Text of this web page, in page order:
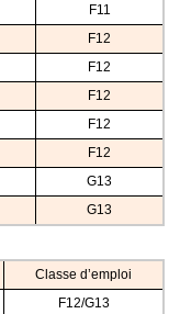
F11
F12
F12
F12
F12
F12
G13
G13
Classe d’emploi
F12/G13